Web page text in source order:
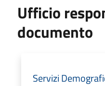
Ufficio
documento
Servizi